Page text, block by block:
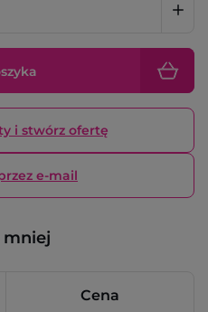
i stwórz ofertę
e-mail
mniej
Cena